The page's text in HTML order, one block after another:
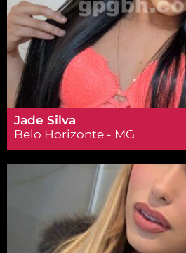
Jade Silva
Belo Horizonte - MG